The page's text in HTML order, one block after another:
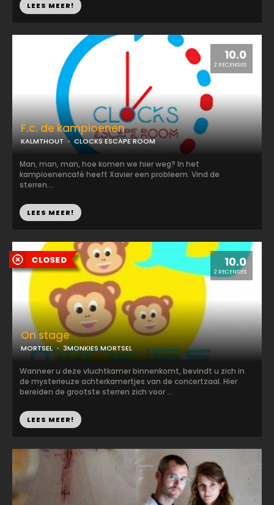
LEES MEER!
10.0
2 RECENSIES
F.c. de kampioenen
KALMTHOUT CLOCKS ESCAPE ROOM
Man, man, man, hoe komen we hier weg? In het
kampioenencafé heeft Xavier een probleem. Vind de
sterren....
LEES MEER!
10.0
2 RECENSIES
On stage
MORTSEL 3MONKIES MORTSEL
Wanneer u deze vluchtkamer binnenkomt, bevindt u zich in
de mysterieuze achterkamertjes van de concertzaal. Hier
bereiden de grootste sterren zich voor ...
LEES MEER!